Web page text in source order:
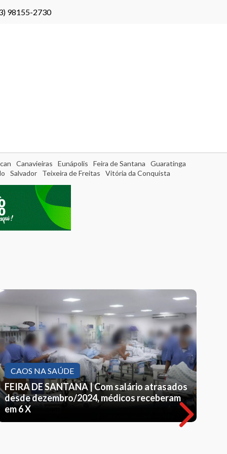
98155-2730
Canavieiras Eunápolis Feira de Santana
Guaratinga
Salvador Teixeira de Freitas Vitória da Conquista